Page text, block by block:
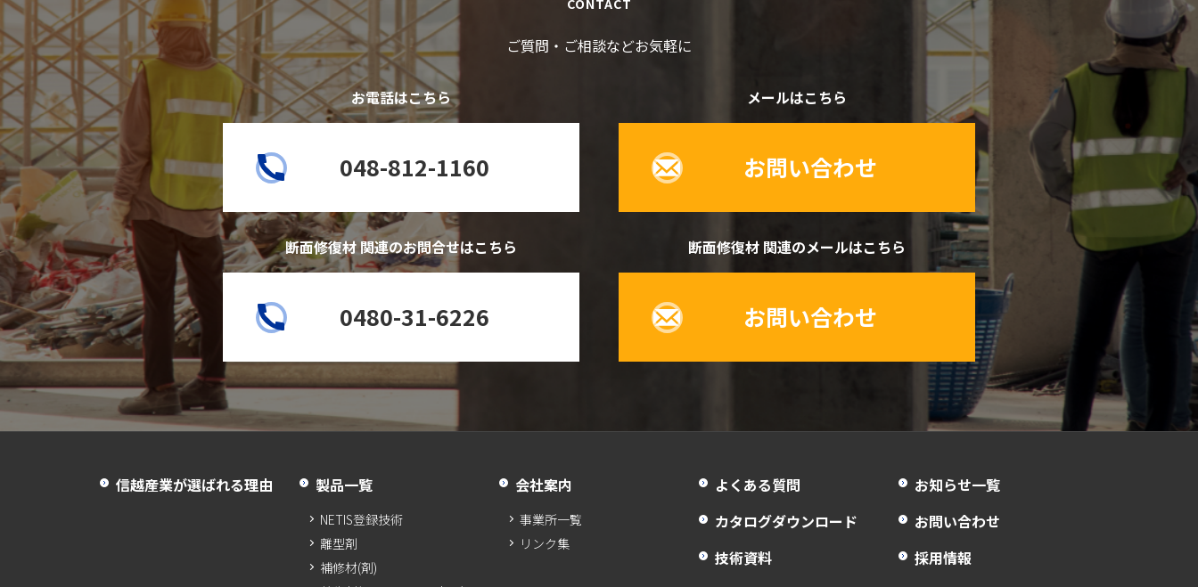
ご質問・ご相談などお気軽に
お電話はこちら
048-812-1160
メールはこちら
お問い合わせ
断面修復材 関連のお問合せはこちら
0480-31-6226
断面修復材 関連のメールはこちら
お問い合わせ
信越産業が選ばれる理由 製品一覧
NETIS登録技術
離型剤
補修材(剤)
会社案内
事業所一覧
リンク集
よくある質問
カタログダウンロード
技術資料
お知らせ一覧
お問い合わせ
採用情報